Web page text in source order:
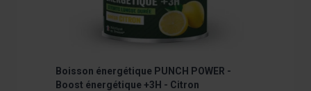
Boisson énergétique PUNCH POWER -
Boost énergétique +3H - Citron